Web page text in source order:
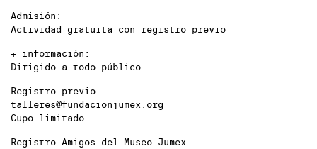
Admisión:
Actividad gratuita con registro previo
+ información:
Dirigido a todo público
Registro previo
talleres@fundacionjumex.org
Cupo limitado
Registro Amigos del Museo Jumex